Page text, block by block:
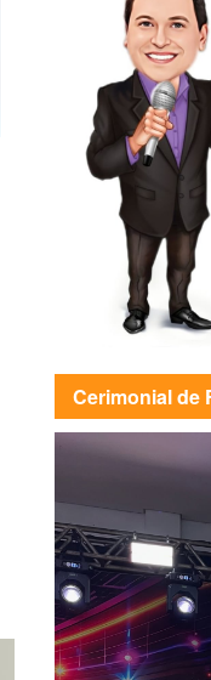
Cerimonial de